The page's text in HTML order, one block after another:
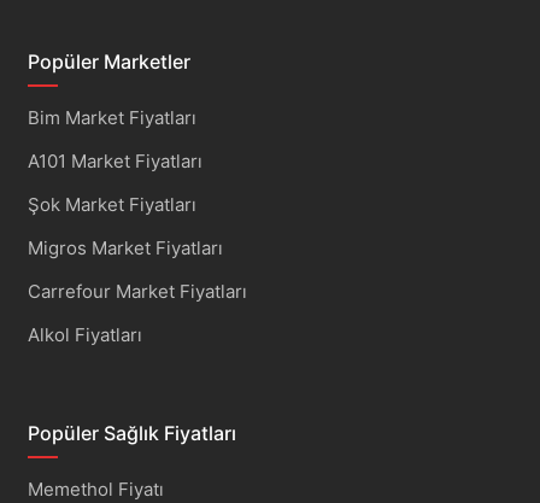
Popüler Marketler
Bim Market Fiyatları
A101 Market Fiyatları
Şok Market Fiyatları
Migros Market Fiyatları
Carrefour Market Fiyatları
Alkol Fiyatları
Popüler Sağlık Fiyatları
Memethol Fiyatı